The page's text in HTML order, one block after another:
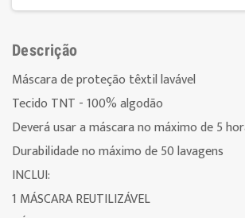
Descrição
Máscara de proteção têxtil lavável
Tecido TNT - 100% algodão
Deverá usar a máscara no máximo de 5
Durabilidade no máximo de 50 lavagens
INCLUI:
1 MÁSCARA REUTILIZÁVEL